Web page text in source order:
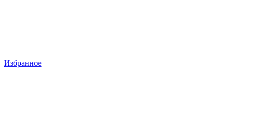
Избранное